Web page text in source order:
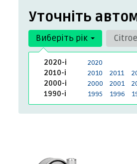
Уточніть
Виберіть рік
2020-і
2020
2010-і
2010 2011
2000-і
2000 2001
1990-і
1995 1996